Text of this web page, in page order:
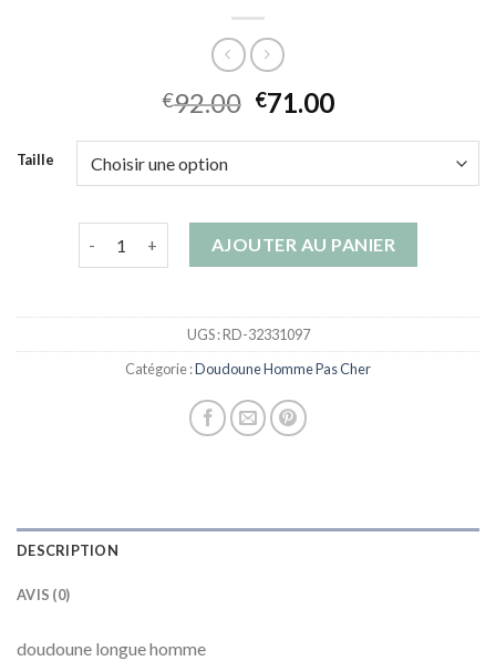
€92.00 €71.00
Taille
quantité de doudoune homme pas cher
AJOUTER AU PANIER
UGS :RD-32331097
Catégorie :Doudoune Homme Pas Cher
DESCRIPTION
AVIS (0)
doudoune longue homme